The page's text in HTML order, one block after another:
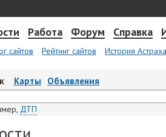
Работа Форум Справка
сайтов Рейтинг сайтов История
Карты Объявления
ДТП